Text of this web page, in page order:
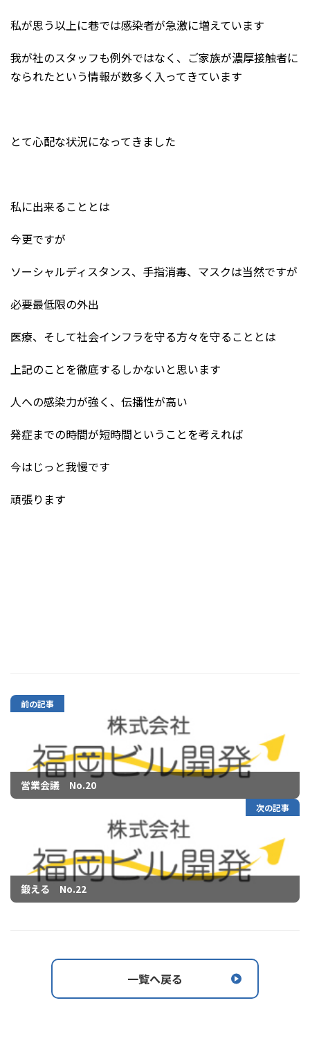
私が思う以上に巷では感染者が急激に増えています
我が社のスタッフも例外ではなく、ご家族が濃厚接触者に
なられたという情報が数多く入ってきています
とて心配な状況になってきました
私に出来ることとは
今更ですが
ソーシャルディスタンス、手指消毒、マスクは当然ですが
必要最低限の外出
医療、そして社会インフラを守る方々を守ることとは
上記のことを徹底するしかないと思います
人への感染力が強く、伝播性が高い
発症までの時間が短時間ということを考えれば
今はじっと我慢です
頑張ります
前の記事
営業会議 No.20
次の記事
鍛える No.22
一覧へ戻る